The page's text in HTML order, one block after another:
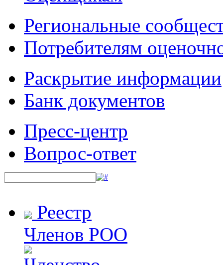
Региональные
Потребителям
Раскрытие информации
Банк документов
Пресс-центр
Вопрос-ответ
Реестр
Членов РОО